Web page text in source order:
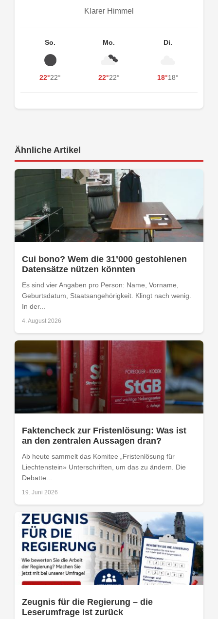
Klarer Himmel
So.
22°22°
Mo.
22°22°
Di.
18°18°
Ähnliche Artikel
Cui bono? Wem die 31’000 gestohlenen
Datensätze nützen könnten
Es sind vier Angaben pro Person: Name, Vorname,
Geburtsdatum, Staatsangehörigkeit. Klingt nach wenig.
In der...
4. August 2026
Faktencheck zur Fristenlösung: Was ist
an den zentralen Aussagen dran?
Ab heute sammelt das Komitee „Fristenlösung für
Liechtenstein» Unterschriften, um das zu ändern. Die
Debatte...
19. Juni 2026
Zeugnis für die Regierung – die
Leserumfrage ist zurück